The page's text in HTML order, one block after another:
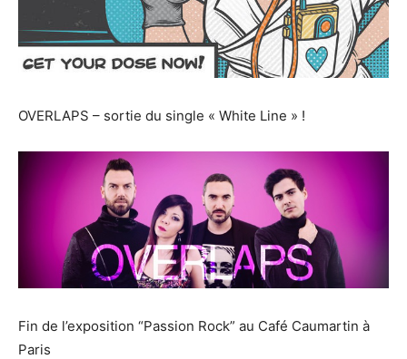
OVERLAPS – sortie du single « White Line » !
Fin de l’exposition “Passion Rock” au Café Caumartin à
Paris